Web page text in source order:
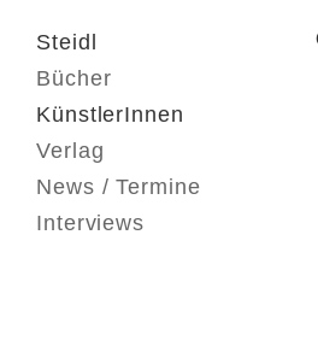
Steidl
Bücher
KünstlerInnen
Verlag
News / Termine
Interviews